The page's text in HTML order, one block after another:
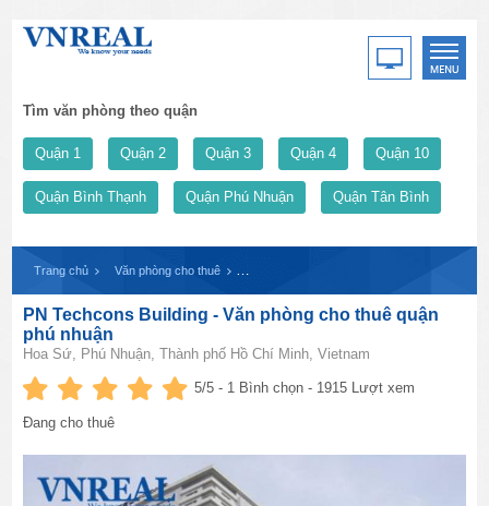
Tìm văn phòng theo quận
Quận 1 Quận 2 Quận 3 Quận 4 Quận 10
Quận Bình Thạnh Quận Phú Nhuận Quận Tân Bình
Trang chủ Văn phòng cho thuê
PN Techcons Building - Văn phòng cho thuê quận
phú nhuận
Hoa Sứ, Phú Nhuận, Thành phố Hồ Chí Minh, Vietnam
5/5 - 1 Bình chọn - 1915 Lượt xem
Đang cho thuê